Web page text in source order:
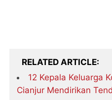
RELATED ARTICLE
12 Kepala Keluarga
Cianjur Mendirikan